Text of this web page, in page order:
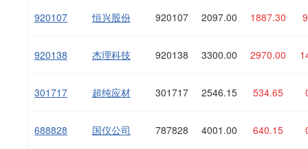
920107 恒兴股份 920107 2097.00 1887.30
920138 杰理科技 920138 3300.00 2970.00
301717 超纯应材 301717 2546.15 534.65
688828 国仪公司 787828 4001.00 640.15